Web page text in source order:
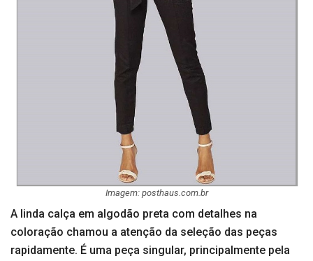
Imagem: posthaus.com.br
A linda calça em algodão preta com detalhes na
coloração chamou a atenção da seleção das peças
rapidamente. É uma peça singular, principalmente pela